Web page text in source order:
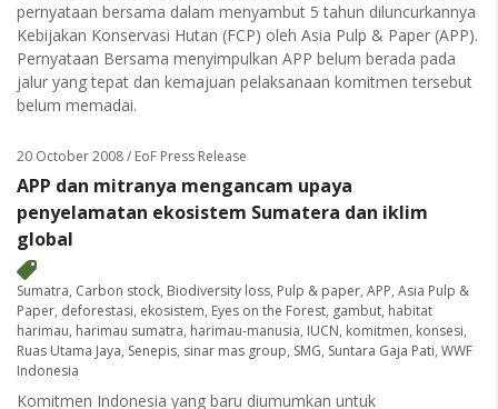
pernyataan bersama dalam menyambut 5 tahun diluncurkannya
Kebijakan Konservasi Hutan (FCP) oleh Asia Pulp & Paper (APP).
Pernyataan Bersama menyimpulkan APP belum berada pada
jalur yang tepat dan kemajuan pelaksanaan komitmen tersebut
belum memadai.
20 October 2008/ EoF Press Release
APP dan mitranya mengancam upaya
penyelamatan ekosistem Sumatera dan iklim
global
Sumatra, Carbon stock, Biodiversity loss, Pulp & paper, APP, Asia Pulp &
Paper, deforestasi, ekosistem, Eyes on the Forest, gambut, habitat
harimau, harimau sumatra, harimau-manusia, IUCN, komitmen, konsesi,
Ruas Utama Jaya, Senepis, sinar mas group, SMG, Suntara Gaja Pati, WWF
Indonesia
Komitmen Indonesia yang baru diumumkan untuk